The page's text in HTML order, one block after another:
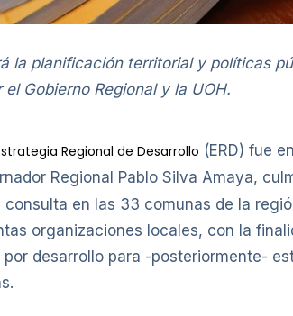
la planificación territorial y políticas
Gobierno Regional y la UOH.
Regional de Desarrollo (ERD) fue
Regional Pablo Silva Amaya,
en las 33 comunas de la
organizaciones locales, con la
desarrollo para -posteriormente-